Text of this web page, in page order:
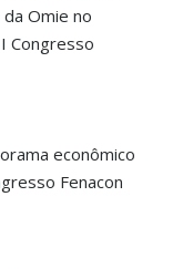
Omie no
Congresso
econômico
Fenacon